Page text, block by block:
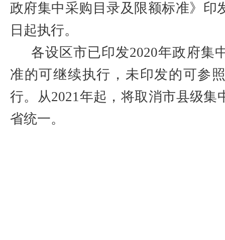
政府集中采购目录及限额标准》印
日起执行。
各设区市已印发2020年政府集
准的可继续执行，未印发的可参
行。从2021年起，将取消市县级集
省统一。